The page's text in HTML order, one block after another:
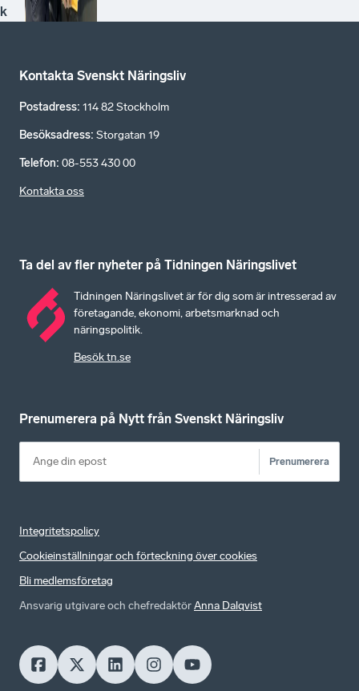
k
Kontakta Svenskt Näringsliv
Postadress: 114 82 Stockholm
Besöksadress: Storgatan 19
Telefon: 08-553 430 00
Kontakta oss
Ta del av fler nyheter på Tidningen Näringslivet
Tidningen Näringslivet är för dig som är intresserad av
företagande, ekonomi, arbetsmarknad och
näringspolitik.
Besök tn.se
Prenumerera på Nytt från Svenskt Näringsliv
Prenumerera
Integritetspolicy
Cookieinställningar och förteckning över cookies
Bli medlemsföretag
Ansvarig utgivare och chefredaktörAnna Dalqvist